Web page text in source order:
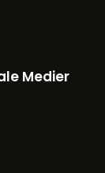
Medier